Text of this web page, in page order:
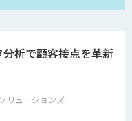
析で顧客接点を革新
リューションズ